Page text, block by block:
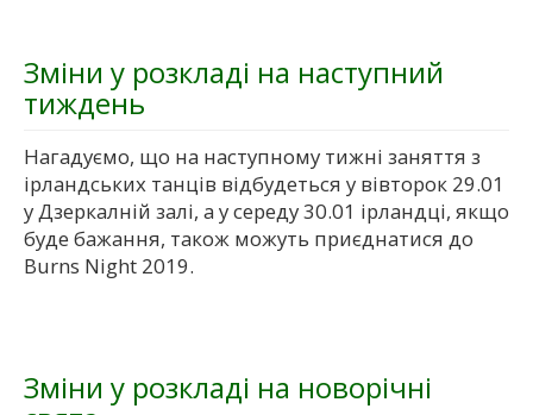
Зміни у розкладі на наступний
тиждень
Нагадуємо, що на наступному тижні заняття з
ірландських танців відбудеться у вівторок 29.01
у Дзеркалній залі, а у середу 30.01 ірландці, якщо
буде бажання, також можуть приєднатися до
Burns Night 2019.
Зміни у розкладі на новорічні